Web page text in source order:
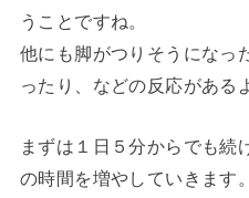
うことですね。
他にも脚がつりそうになっ
ったり、などの反応がある
まずは１日５分からでも続
の時間を増やしていきます。